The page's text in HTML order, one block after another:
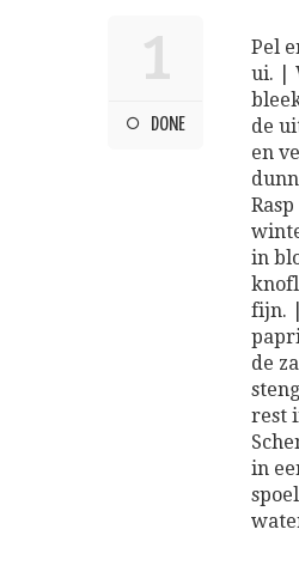
1
DONE
Pel
ui. |
de
en
Rasp
in
fijn.
de
rest
in